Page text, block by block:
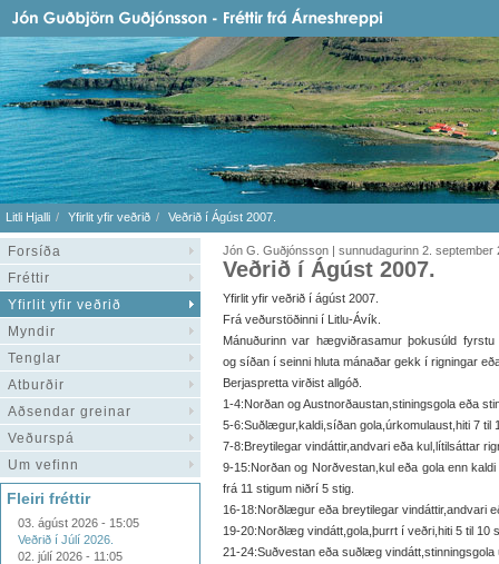
Litli Hjalli Yfirlit yfir veðrið Veðrið í Ágúst 2007.
Forsíða
Fréttir
Yfirlit yfir veðrið
Myndir
Tenglar
Atburðir
Aðsendar greinar
Veðurspá
Um vefinn
Fleiri fréttir
03. ágúst 2026 - 15:05
Veðrið í Júlí 2026.
02. júlí 2026 - 11:05
Jón G. Guðjónsson | sunnudagurinn 2. september
Veðrið í Ágúst 2007.
Yfirlit yfir veðrið í ágúst 2007.
Frá veðurstöðinni í Litlu-Ávík.
Mánuðurinn var hægviðrasamur þokusúld fyrstu
og síðan í seinni hluta mánaðar gekk í rigningar
Berjaspretta virðist allgóð.
1-4:Norðan og Austnorðaustan,stiningsgola eða
5-6:Suðlægur,kaldi,síðan gola,úrkomulaust,hiti 7 til
7-8:Breytilegar vindáttir,andvari eða kul,lítilsáttar
9-15:Norðan og Norðvestan,kul eða gola enn
frá 11 stigum niðrí 5 stig.
16-18:Norðlægur eða breytilegar vindáttir,andvari
19-20:Norðlæg vindátt,gola,þurrt í veðri,hiti 5 til 10
21-24:Suðvestan eða suðlæg